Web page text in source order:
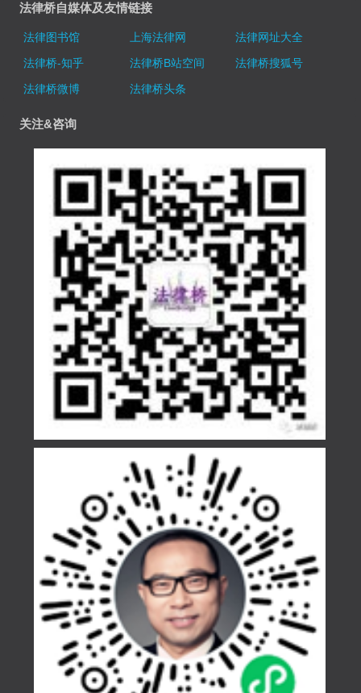
法律桥自媒体及友情链接
法律图书馆 上海法律网
法律网址大全
法律桥-知乎
法律桥B站空间
法律桥搜狐号
法律桥微博
法律桥头条
关注&咨询